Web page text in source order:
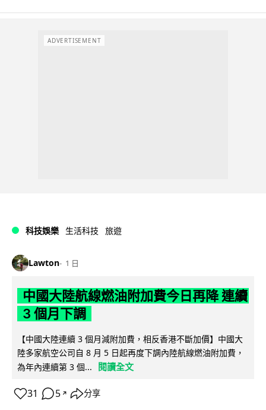
ADVERTISEMENT
科技娛樂 生活科技 旅遊
Lawton 1 日
中國大陸航線燃油附加費今日再降 連續
3 個月下調
【中國大陸連續 3 個月減附加費，相反香港不斷加價】中國大
陸多家航空公司自 8 月 5 日起再度下調內陸航線燃油附加費，
為年內連續第 3 個...
閱讀全文
31 5 ↗ 分享